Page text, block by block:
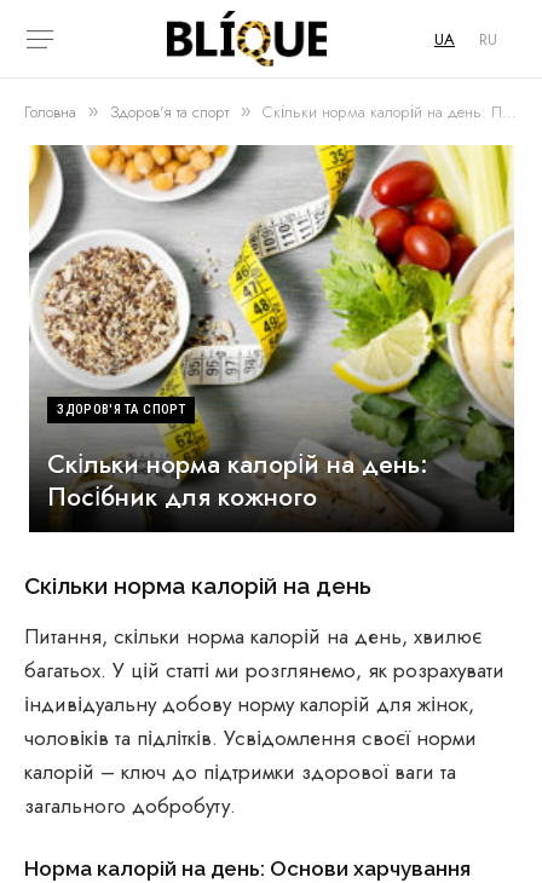
UA RU
Головна » Здоров'я та спорт » Скільки норма калорій на день: Посібник для кожного
ЗДОРОВ'Я ТА СПОРТ
Скільки норма калорій на день:
Посібник для кожного
Скільки норма калорій на день
Питання, скільки норма калорій на день, хвилює
багатьох. У цій статті ми розглянемо, як розрахувати
індивідуальну добову норму калорій для жінок,
чоловіків та підлітків. Усвідомлення своєї норми
калорій – ключ до підтримки здорової ваги та
загального добробуту.
Норма калорій на день: Основи харчування